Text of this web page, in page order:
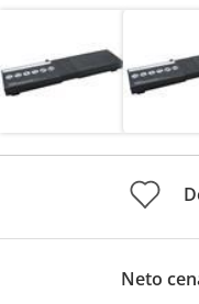
Neto